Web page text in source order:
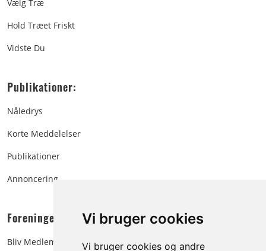
Vi bruger cookies
Vi bruger cookies og andre
Vælg Træ
Hold Træet Friskt
Vidste Du
Publikationer:
Nåledrys
Korte Meddelelser
Publikationer
Annoncering
Foreningen:
Bliv Medlem